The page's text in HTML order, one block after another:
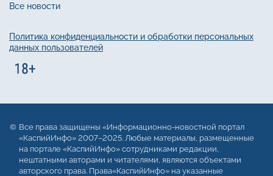
Все новости
Политика конфиденциальности и обработки персональных
данных пользователей
Все права защищены «Информационно-новостной портал
«КаспийИнфо» 2007–2025. Любые материалы, размещенные
на портале «КаспийИнфо» сотрудниками редакции,
нештатными авторами и читателями, являются объектами
авторского права. Права«КаспийИнфо» на указанные